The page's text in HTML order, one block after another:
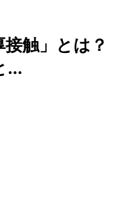
接触」とは？
...